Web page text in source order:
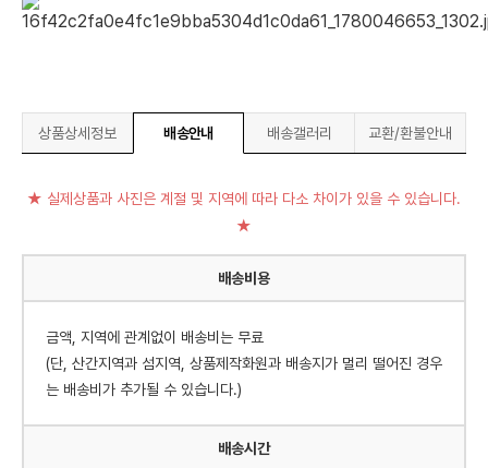
상품상세정보 배송안내 배송갤러리 교환/환불안내
★ 실제상품과 사진은 계절 및 지역에 따라 다소 차이가 있을 수 있습니다.
★
배송비용
금액, 지역에 관계없이 배송비는 무료
(단, 산간지역과 섬지역, 상품제작화원과 배송지가 멀리 떨어진 경우
는 배송비가 추가될 수 있습니다.)
배송시간